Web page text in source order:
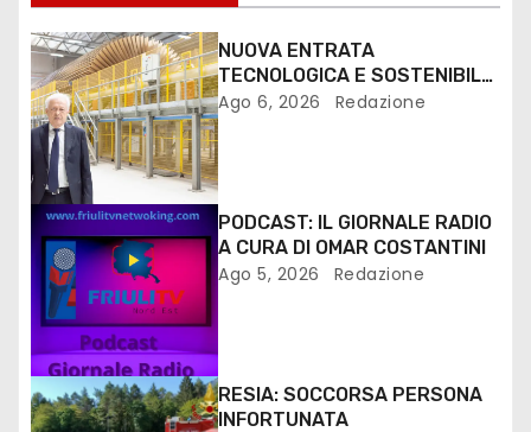
NUOVA ENTRATA
TECNOLOGICA E SOSTENIBILE
PER I MEZZI PESANTI ALLA
Ago 6, 2026 Redazione
PODCAST: IL GIORNALE RADIO
A CURA DI OMAR COSTANTINI
Ago 5, 2026 Redazione
RESIA: SOCCORSA PERSONA
INFORTUNATA